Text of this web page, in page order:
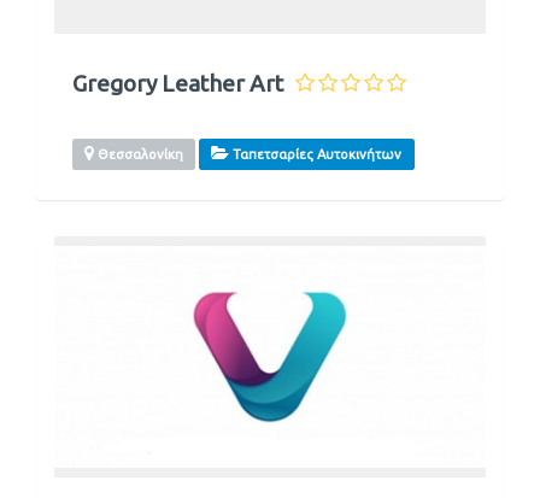
Gregory Leather Art
Θεσσαλονίκη Ταπετσαρίες Αυτοκινήτων